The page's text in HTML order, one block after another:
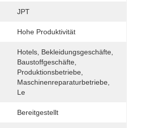
JPT
Hohe Produktivität
Hotels, Bekleidungsgeschäfte,
Baustoffgeschäfte,
Produktionsbetriebe,
Maschinenreparaturbetriebe,
Le
Bereitgestellt